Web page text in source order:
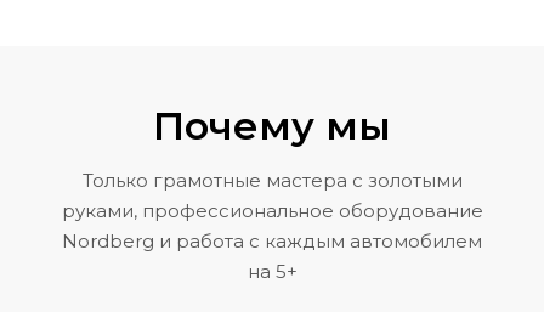
Почему мы
Только грамотные мастера с золотыми
руками, профессиональное оборудование
Nordberg и работа с каждым автомобилем
на 5+